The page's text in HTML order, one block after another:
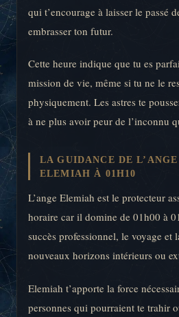
qui t’encourage à laisser le passé
embrasser ton futur.
Cette heure indique que tu es
mission de vie, même si tu ne le
physiquement. Les astres te
à ne plus avoir peur de l’inconnu
LA GUIDANCE DE
ELEMIAH À 01H10
L’ange Elemiah est le protecteur
horaire car il domine de 01h00 à
succès professionnel, le voyage et
nouveaux horizons intérieurs ou
Elemiah t’apporte la force
personnes qui pourraient te trahir